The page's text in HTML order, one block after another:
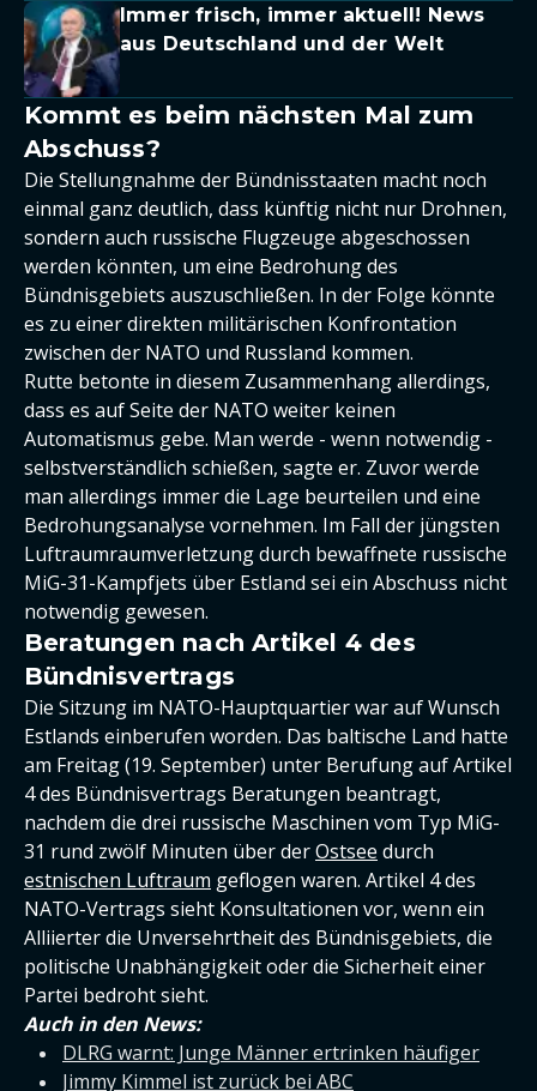
Immer frisch, immer aktuell! News
aus Deutschland und der Welt
Kommt es beim nächsten Mal zum
Abschuss?
Die Stellungnahme der Bündnisstaaten macht noch
einmal ganz deutlich, dass künftig nicht nur Drohnen,
sondern auch russische Flugzeuge abgeschossen
werden könnten, um eine Bedrohung des
Bündnisgebiets auszuschließen. In der Folge könnte
es zu einer direkten militärischen Konfrontation
zwischen der NATO und Russland kommen.
Rutte betonte in diesem Zusammenhang allerdings,
dass es auf Seite der NATO weiter keinen
Automatismus gebe. Man werde - wenn notwendig -
selbstverständlich schießen, sagte er. Zuvor werde
man allerdings immer die Lage beurteilen und eine
Bedrohungsanalyse vornehmen. Im Fall der jüngsten
Luftraumraumverletzung durch bewaffnete russische
MiG-31-Kampfjets über Estland sei ein Abschuss nicht
notwendig gewesen.
Beratungen nach Artikel 4 des
Bündnisvertrags
Die Sitzung im NATO-Hauptquartier war auf Wunsch
Estlands einberufen worden. Das baltische Land hatte
am Freitag (19. September) unter Berufung auf Artikel
4 des Bündnisvertrags Beratungen beantragt,
nachdem die drei russische Maschinen vom Typ MiG-
31 rund zwölf Minuten über derOstsee durch
estnischen Luftraum geflogen waren. Artikel 4 des
NATO-Vertrags sieht Konsultationen vor, wenn ein
Alliierter die Unversehrtheit des Bündnisgebiets, die
politische Unabhängigkeit oder die Sicherheit einer
Partei bedroht sieht.
Auch in den News:
DLRG warnt: Junge Männer ertrinken häufiger
Jimmy Kimmel ist zurück bei ABC